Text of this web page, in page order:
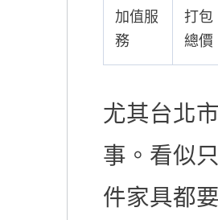
加值服
務
打包
總價
尤其台北
事。看似
件家具都